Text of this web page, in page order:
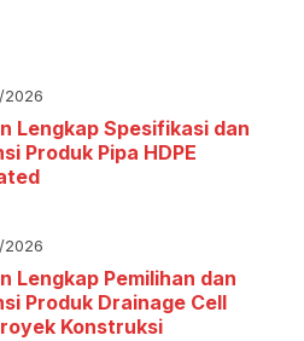
Lengkap Spesifikasi dan
Produk Pipa HDPE
Lengkap Pemilihan dan
Produk Drainage Cell
Konstruksi